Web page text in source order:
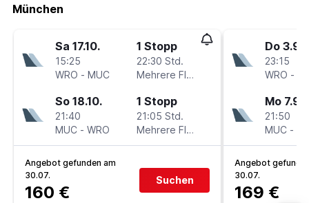
München
Sa 17.10.
15:25
WRO - MUC
1 Stopp
22:30 Std.
Mehrere Fluglinien
So 18.10.
21:40
MUC - WRO
1 Stopp
21:05 Std.
Mehrere Fluglinien
Angebot gefunden am
30.07.
160 €
Suchen
Do 3.9.
23:15
WRO -
Mo 7.9.
21:50
MUC -
Angebot
30.07.
169 €